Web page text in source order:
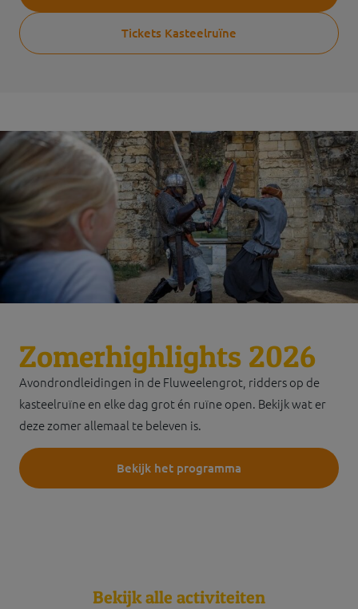
Tickets Kasteelruïne
Zomerhighlights 2026
Avondrondleidingen in de Fluweelengrot, ridders op de
kasteelruïne en elke dag grot én ruïne open. Bekijk wat er
deze zomer allemaal te beleven is.
Bekijk het programma
Bekijk alle activiteiten